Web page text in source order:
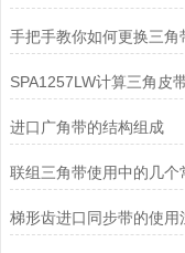
手把手教你如何更换三角
SPA1257LW计算三角皮
进口广角带的结构组成
联组三角带使用中的几个
梯形齿进口同步带的使用